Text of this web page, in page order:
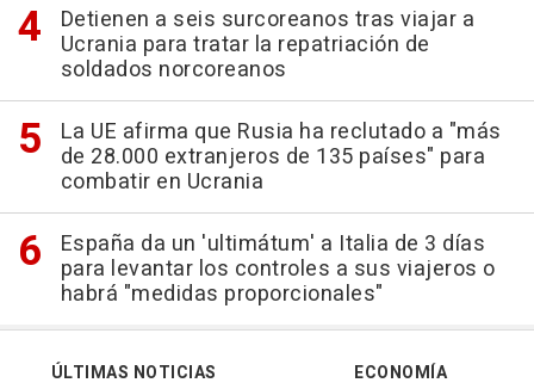
Detienen a seis surcoreanos tras viajar a
Ucrania para tratar la repatriación de
soldados norcoreanos
La UE afirma que Rusia ha reclutado a "más
de 28.000 extranjeros de 135 países" para
combatir en Ucrania
España da un 'ultimátum' a Italia de 3 días
para levantar los controles a sus viajeros o
habrá "medidas proporcionales"
ÚLTIMAS NOTICIAS
ECONOMÍA